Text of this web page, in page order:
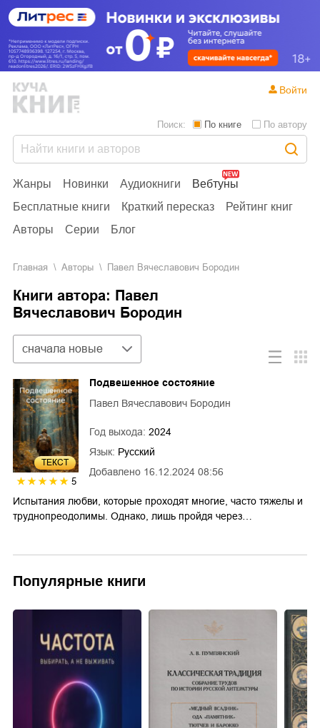
Жанры Новинки Аудиокниги
Вебтуны
Бесплатные книги
Краткий пересказ
Рейтинг книг
Авторы
Серии Блог
Поиск: По книге По автору
Войти
Главная Aвторы Павел Вячеславович Бородин
Книги автора: Павел
Вячеславович Бородин
Сортировка
сначала новые
ТЕКСТ
5
Добавлено 16.12.2024 08:56
Подвешенное состояние
Павел Вячеславович Бородин
Год выхода: 2024
Язык: Русский
Испытания любви, которые проходят многие, часто тяжелы и
труднопреодолимы. Однако, лишь пройдя через…
Популярные книги